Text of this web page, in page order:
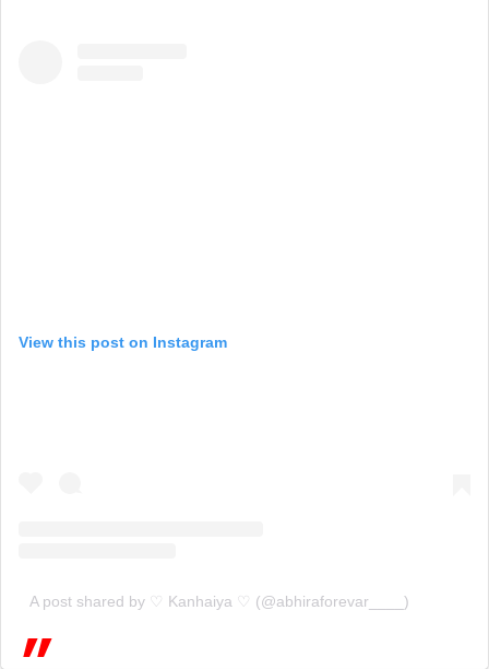
View this post on Instagram
A post shared by ♡ Kanhaiya ♡ (@abhiraforevar____)